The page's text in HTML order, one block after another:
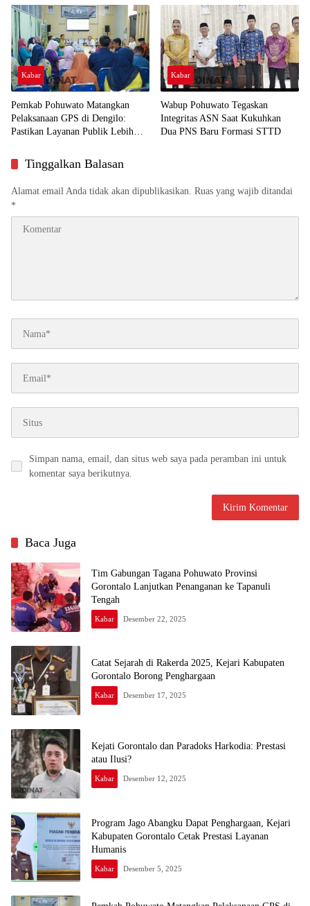
Kabar
Pemkab Pohuwato Matangkan
Pelaksanaan GPS di Dengilo:
Pastikan Layanan Publik Lebih
Kabar
Wabup Pohuwato Tegaskan
Integritas ASN Saat Kukuhkan
Dua PNS Baru Formasi STTD
Tinggalkan Balasan
Alamat email Anda tidak akan dipublikasikan. Ruas yang wajib ditandai
*
Simpan nama, email, dan situs web saya pada peramban ini untuk
komentar saya berikutnya.
Baca Juga
Tim Gabungan Tagana Pohuwato Provinsi
Gorontalo Lanjutkan Penanganan ke Tapanuli
Tengah
Kabar Desember 22, 2025
Catat Sejarah di Rakerda 2025, Kejari Kabupaten
Gorontalo Borong Penghargaan
Kabar Desember 17, 2025
Kejati Gorontalo dan Paradoks Harkodia: Prestasi
atau Ilusi?
Kabar Desember 12, 2025
Program Jago Abangku Dapat Penghargaan, Kejari
Kabupaten Gorontalo Cetak Prestasi Layanan
Humanis
Kabar Desember 5, 2025